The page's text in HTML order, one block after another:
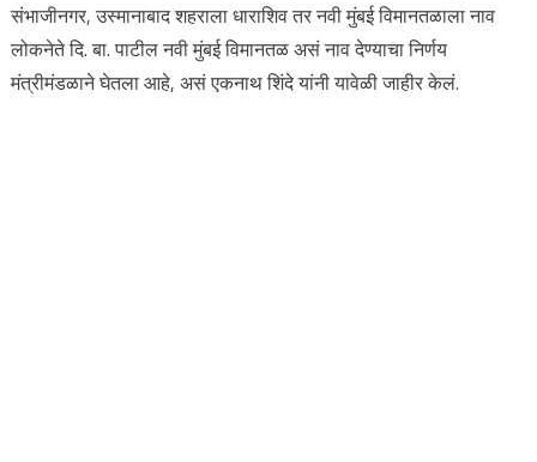
संभाजीनगर, उस्मानाबाद शहराला धाराशिव तर नवी मुंबई विमानतळाला नाव
लोकनेते दि. बा. पाटील नवी मुंबई विमानतळ असं नाव देण्याचा निर्णय
मंत्रीमंडळाने घेतला आहे, असं एकनाथ शिंदे यांनी यावेळी जाहीर केलं.